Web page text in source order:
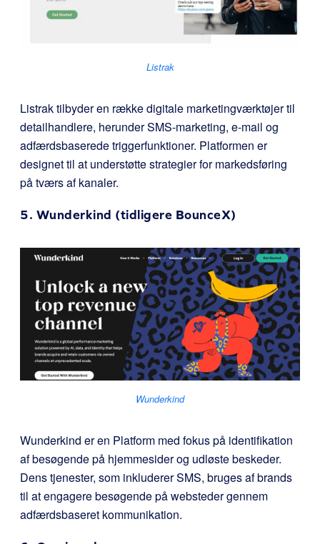
Listrak
Listrak tilbyder en række digitale marketingværktøjer til
detailhandlere, herunder SMS-marketing, e-mail og
adfærdsbaserede triggerfunktioner. Platformen er
designet til at understøtte strategier for markedsføring
på tværs af kanaler.
5. Wunderkind (tidligere BounceX)
Wunderkind
Wunderkind er en Platform med fokus på identifikation
af besøgende på hjemmesider og udløste beskeder.
Dens tjenester, som inkluderer SMS, bruges af brands
til at engagere besøgende på websteder gennem
adfærdsbaseret kommunikation.